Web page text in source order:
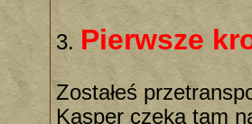
3. Pierwsze
Zostałeś
Kasper czeka tam